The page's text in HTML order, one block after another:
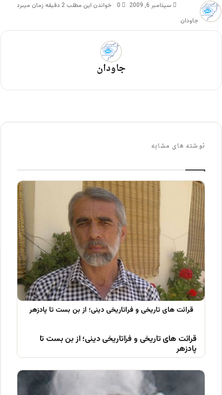
جاودان
سپتامبر 6, 2009 0 خواندن این مطلب 2 دقیقه زمان میبرد
جاودان
نوشته های مشابه
قرائت های تاریخی و فراتاریخی دینی؛ از بن بست تا
پادزهر